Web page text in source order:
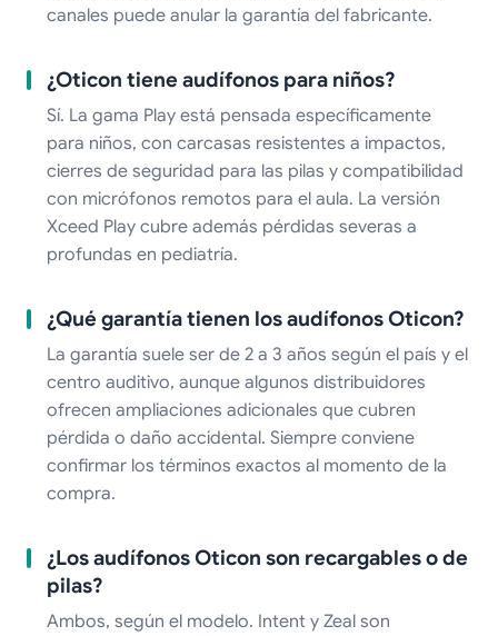
canales puede anular la garantía del fabricante.
¿Oticon tiene audífonos para niños?
Sí. La gama Play está pensada específicamente
para niños, con carcasas resistentes a impactos,
cierres de seguridad para las pilas y compatibilidad
con micrófonos remotos para el aula. La versión
Xceed Play cubre además pérdidas severas a
profundas en pediatría.
¿Qué garantía tienen los audífonos Oticon?
La garantía suele ser de 2 a 3 años según el país y el
centro auditivo, aunque algunos distribuidores
ofrecen ampliaciones adicionales que cubren
pérdida o daño accidental. Siempre conviene
confirmar los términos exactos al momento de la
compra.
¿Los audífonos Oticon son recargables o de
pilas?
Ambos, según el modelo. Intent y Zeal son